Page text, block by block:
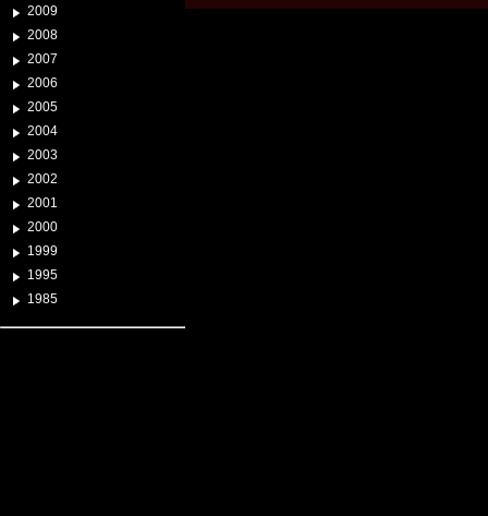
2009
2008
2007
2006
2005
2004
2003
2002
2001
2000
1999
1995
1985